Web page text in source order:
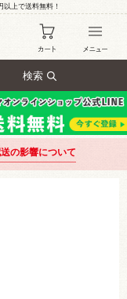
上で送料無料！
検索
の影響について